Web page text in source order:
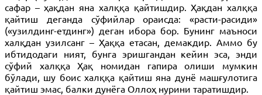
сафар – ҳақдан яна халққа қайтишдир. Ҳақдан халққа
қайтиш деганда сўфийлар ораисда: «расти-расиди»
(«узилдинг-етдинг») деган ибора бор. Бунинг маъноси
халқдан узилсанг – Ҳаққа етасан, демакдир. Аммо бу
ибтидодаги ният, бунга эришгандан кейин эса, энди
сўфий халққа Ҳақ номидан гапира олиши мумкин
бўлади, шу боис халққа қайтиш яна дунё машғулотига
қайтиш эмас, балки дунёга Оллоҳ нурини таратишдир.